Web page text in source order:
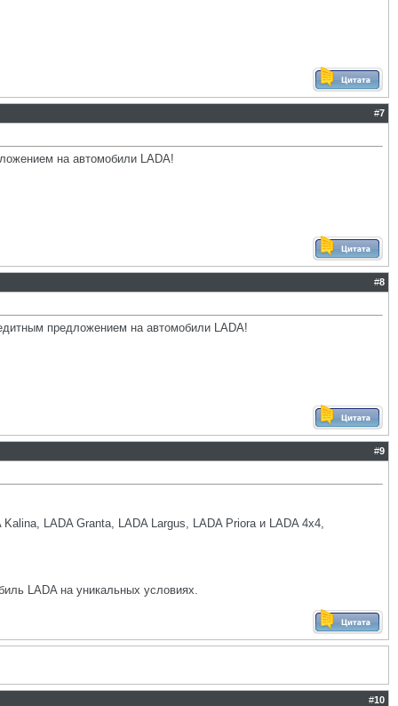
#7
на автомобили LADA!
#8
предложением на автомобили LADA!
#9
LADA Granta, LADA Largus, LADA Priora и LADA 4x4,
LADA на уникальных условиях.
#10